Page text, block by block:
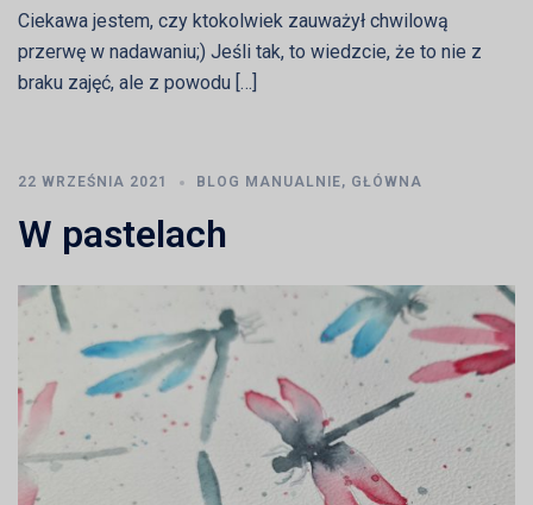
Ciekawa jestem, czy ktokolwiek zauważył chwilową
przerwę w nadawaniu;) Jeśli tak, to wiedzcie, że to nie z
braku zajęć, ale z powodu […]
22 WRZEŚNIA 2021 BLOG MANUALNIE, GŁÓWNA
W pastelach